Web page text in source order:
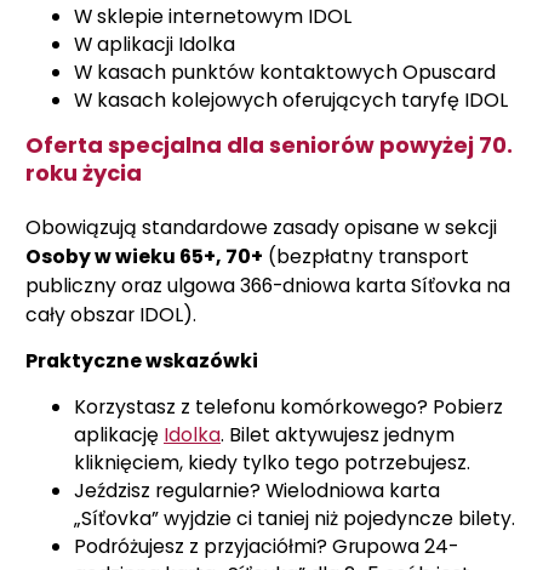
W sklepie internetowym IDOL
W aplikacji Idolka
W kasach punktów kontaktowych Opuscard
W kasach kolejowych oferujących taryfę IDOL
Oferta specjalna dla seniorów powyżej 70.
roku życia
Obowiązują standardowe zasady opisane w sekcji
Osoby w wieku 65+, 70+ (bezpłatny transport
publiczny oraz ulgowa 366-dniowa karta Síťovka na
cały obszar IDOL).
Praktyczne wskazówki
Korzystasz z telefonu komórkowego? Pobierz
aplikację Idolka. Bilet aktywujesz jednym
kliknięciem, kiedy tylko tego potrzebujesz.
Jeździsz regularnie? Wielodniowa karta
„Síťovka” wyjdzie ci taniej niż pojedyncze bilety.
Podróżujesz z przyjaciółmi? Grupowa 24-